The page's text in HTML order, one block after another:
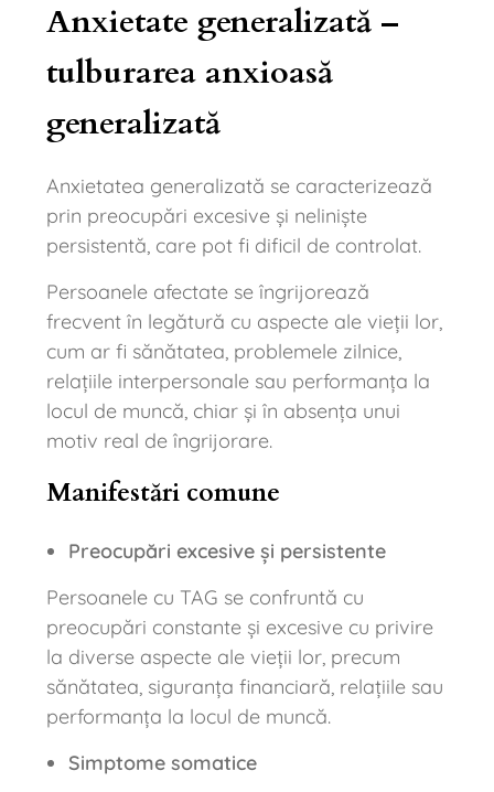
Anxietate generalizată –
tulburarea anxioasă
generalizată
Anxietatea generalizată se caracterizează
prin preocupări excesive și neliniște
persistentă, care pot fi dificil de controlat.
Persoanele afectate se îngrijorează
frecvent în legătură cu aspecte ale vieții lor,
cum ar fi sănătatea, problemele zilnice,
relațiile interpersonale sau performanța la
locul de muncă, chiar și în absența unui
motiv real de îngrijorare.
Manifestări comune
Preocupări excesive și persistente
Persoanele cu TAG se confruntă cu
preocupări constante și excesive cu privire
la diverse aspecte ale vieții lor, precum
sănătatea, siguranța financiară, relațiile sau
performanța la locul de muncă.
Simptome somatice